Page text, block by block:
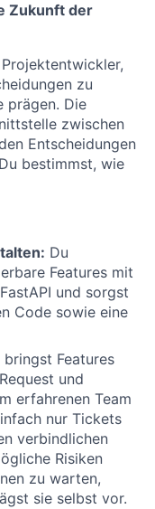
Zukunft der
zu
prägen. Die
zwischen
Entscheidungen
bestimmst, wie
Du
Features mit
und sorgst
Code sowie eine
bringst Features
und
erfahrenen Team
nur Tickets
verbindlichen
Risiken
zu warten,
sie selbst vor.